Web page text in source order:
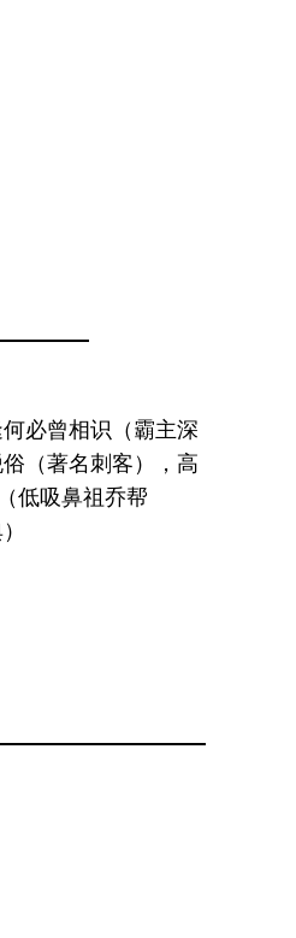
必曾相识（霸主深
（著名刺客），高
低吸鼻祖乔帮